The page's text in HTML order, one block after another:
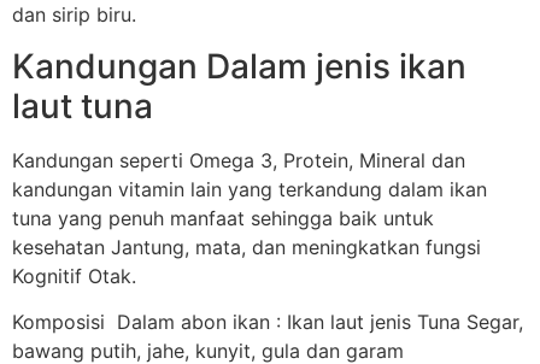
dan sirip biru.
Kandungan Dalam jenis ikan
laut tuna
Kandungan seperti Omega 3, Protein, Mineral dan
kandungan vitamin lain yang terkandung dalam ikan
tuna yang penuh manfaat sehingga baik untuk
kesehatan Jantung, mata, dan meningkatkan fungsi
Kognitif Otak.
Komposisi Dalam abon ikan : Ikan laut jenis Tuna Segar,
bawang putih, jahe, kunyit, gula dan garam